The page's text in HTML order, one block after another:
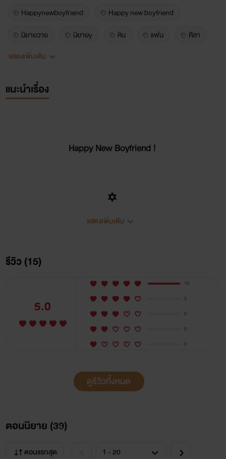
Happynewboyfriend
Happy new boyfriend
นิยายวาย
นิยายy หิน แฟน
ศิลา
ธารัญ
แสดงเพิ่มเติม
แนะนำเรื่อง
Happy New Boyfriend !
✡
✡
แสดงเพิ่มเติม
รีวิว (15)
5.0
15
0
0
0
0
ดูรีวิวทั้งหมด
ตอนนิยาย (39)
ตอนแรกสุด